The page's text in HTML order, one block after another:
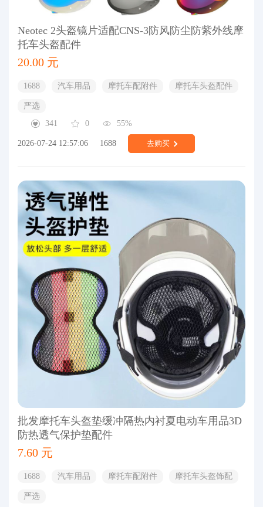
Neotec 2头盔镜片适配CNS-3防风防尘防紫外线摩
托车头盔配件
20.00 元
1688 汽车用品 摩托车配附件 摩托车头盔配件
严选
341
0 55%
2026-07-24 12:57:06 1688 去购买
批发摩托车头盔垫缓冲隔热内衬夏电动车用品3D
防热透气保护垫配件
7.60 元
1688 汽车用品 摩托车配附件 摩托车头盔饰配
严选